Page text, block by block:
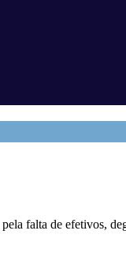
falta de efetivos,